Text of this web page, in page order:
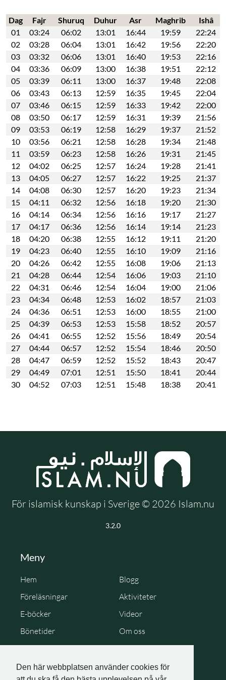
Den här webbplatsen använder cookies för
Dag Fajr Shuruq Duhur Asr Maghrib
Ishâ
01
03:24 06:02 13:01 16:44 19:59
22:24
02
03:28 06:04 13:01 16:42 19:56
22:20
03
03:32 06:06 13:01 16:40 19:53
22:16
04
03:36 06:09 13:00 16:38 19:51
22:12
05
03:39 06:11 13:00 16:37 19:48
22:08
06
03:43 06:13 12:59 16:35 19:45
22:04
07
03:46 06:15 12:59 16:33 19:42
22:00
08
03:50 06:17 12:59 16:31 19:39
21:56
09
03:53 06:19 12:58 16:29 19:37
21:52
10
03:56 06:21 12:58 16:28 19:34
21:48
11
03:59 06:23 12:58 16:26 19:31
21:45
12
04:02 06:25 12:57 16:24 19:28
21:41
13
04:05 06:27 12:57 16:22 19:25
21:37
14
04:08 06:30 12:57 16:20 19:23
21:34
15
04:11 06:32 12:56 16:18 19:20
21:30
16
04:14 06:34 12:56 16:16 19:17
21:27
17
04:17 06:36 12:56 16:14 19:14
21:23
18
04:20 06:38 12:55 16:12 19:11
21:20
19
04:23 06:40 12:55 16:10 19:09
21:16
20
04:26 06:42 12:55 16:08 19:06
21:13
21
04:28 06:44 12:54 16:06 19:03
21:10
22
04:31 06:46 12:54 16:04 19:00
21:06
23
04:34 06:48 12:53 16:02 18:57
21:03
24
04:36 06:51 12:53 16:00 18:55
21:00
25
04:39 06:53 12:53 15:58 18:52
20:57
26
04:41 06:55 12:52 15:56 18:49
20:54
27
04:44 06:57 12:52 15:54 18:46
20:50
28
04:47 06:59 12:52 15:52 18:43
20:47
29
04:49 07:01 12:51 15:50 18:41
20:44
30
04:52 07:03 12:51 15:48 18:38 20:41
För islamisk kunskap i Sverige © 2026 Islam.nu
3.2.0
Meny
Hem
Blogg
Föreläsningar
Aktiviteter
E-böcker
Videor
Bönetider
Om oss
Cookie Policy
Personuppgiftspolicy